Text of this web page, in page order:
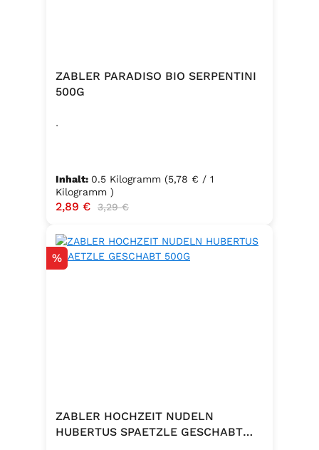
ZABLER PARADISO BIO SERPENTINI
500G
.
Inhalt: 0.5 Kilogramm (5,78 € / 1
Kilogramm )
Verkaufspreis:
2,89 € Regulärer Preis:
3,29 €
Rabatt
%
ZABLER HOCHZEIT NUDELN
HUBERTUS SPAETZLE GESCHABT